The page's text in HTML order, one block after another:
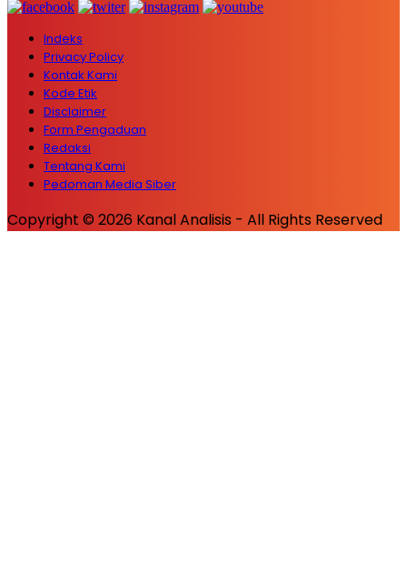
Indeks
Privacy Policy
Kontak Kami
Kode Etik
Disclaimer
Form Pengaduan
Redaksi
Tentang Kami
Pedoman Media Siber
Copyright © 2026 Kanal Analisis - All Rights Reserved